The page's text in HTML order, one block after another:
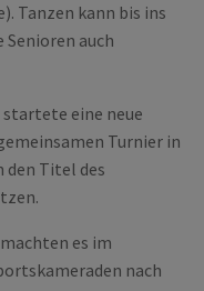
Tanzen kann bis ins
auch
startete eine neue
Turnier in
den Titel des
es im
nach